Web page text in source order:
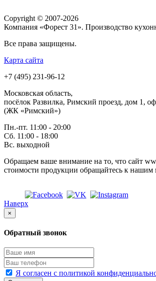
Copyright © 2007-2026
Компания «Форест 31». Производство
Все права защищены.
Карта сайта
+7 (495) 231-96-12
Московская область,
посёлок Развилка, Римский проезд, дом 1,
(ЖК «Римский»)
Пн.-пт. 11:00 - 20:00
Сб. 11:00 - 18:00
Вс. выходной
Обращаем ваше внимание на то, что сайт
стоимости продукции обращайтесь к нашим
Наверх
×
Обратный звонок
Я согласен с политикой